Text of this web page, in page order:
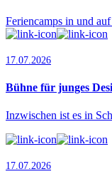
Feriencamps in und
17.07.2026
Bühne für junges
Inzwischen ist es in
17.07.2026